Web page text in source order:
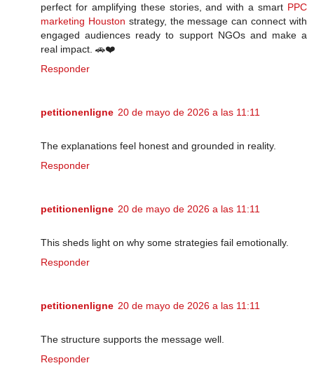
perfect for amplifying these stories, and with a smart PPC
marketing Houston strategy, the message can connect with
engaged audiences ready to support NGOs and make a
real impact. 🚗❤️
Responder
petitionenligne 20 de mayo de 2026 a las 11:11
The explanations feel honest and grounded in reality.
Responder
petitionenligne 20 de mayo de 2026 a las 11:11
This sheds light on why some strategies fail emotionally.
Responder
petitionenligne 20 de mayo de 2026 a las 11:11
The structure supports the message well.
Responder